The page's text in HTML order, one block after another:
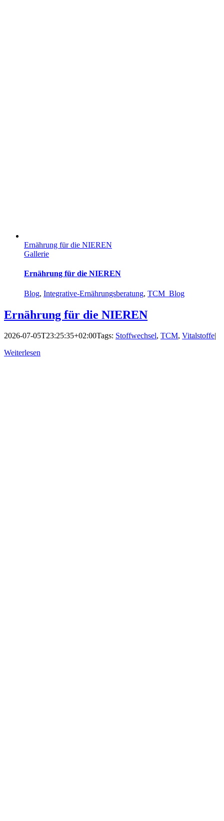
Ernährung für die NIEREN
Gallerie
Ernährung für die NIEREN
Blog, Integrative-Ernährungsberatung, TCM_Blog
Ernährung für die NIEREN
2026-07-05T23:25:35+02:00Tags: Stoffwechsel, TCM, Vitalstoffe|
Weiterlesen